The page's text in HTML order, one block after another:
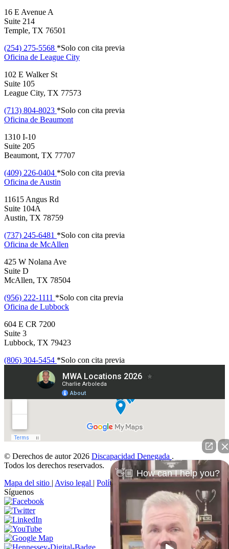
16 E Avenue A
Suite 214
Temple, TX 76501
(254) 275-5568 *Solo con cita previa
Oficina de League City
102 E Walker St
Suite 105
League City, TX 77573
(713) 804-8023 *Solo con cita previa
Oficina de Beaumont
1310 I-10
Suite 205
Beaumont, TX 77707
(409) 226-0404 *Solo con cita previa
Oficina de Austin
11615 Angus Rd
Suite 104A
Austin, TX 78759
(737) 245-6481 *Solo con cita previa
Oficina de McAllen
425 W Nolana Ave
Suite D
McAllen, TX 78504
(956) 222-1111 *Solo con cita previa
Oficina de Lubbock
604 E CR 7200
Suite 3
Lubbock, TX 79423
(806) 304-5454 *Solo con cita previa
© Derechos de autor 2026 Discapacidad Denegada .
Todos los derechos reservados.
Mapa del sitio | Aviso legal | Política de privacidad
Síguenos
👋🏼 How can I help you?